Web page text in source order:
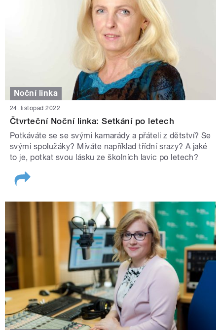
Noční linka
24. listopad 2022
Čtvrteční Noční linka: Setkání po letech
Potkáváte se se svými kamarády a přáteli z dětství? Se
svými spolužáky? Míváte například třídní srazy? A jaké
to je, potkat svou lásku ze školních lavic po letech?